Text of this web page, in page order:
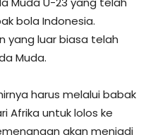
bola Indonesia.
yang luar biasa telah
Muda.
harus melalui babak
Afrika untuk lolos ke
akan menjadi